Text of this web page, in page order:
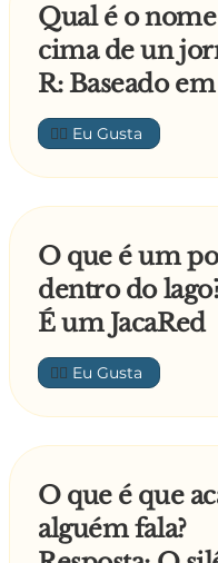
Qual é o
cima de un
R: Baseado
👍🏼
O que é um
dentro do
É um JacaRed
👍🏼
O que é que
alguém fala?